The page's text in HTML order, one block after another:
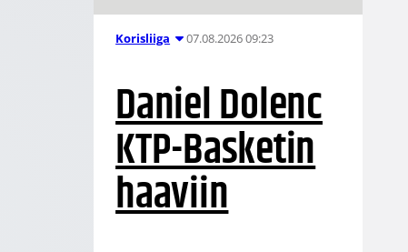
Korisliiga 07.08.2026 09:23
Daniel Dolenc
KTP-Basketin
haaviin